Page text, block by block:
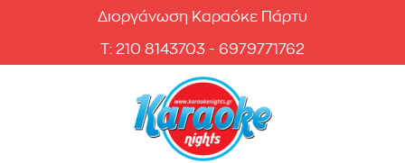
Διοργάνωση Καραόκε Πάρτυ
T: 210 8143703 - 6979771762